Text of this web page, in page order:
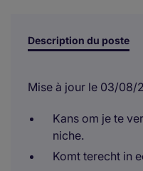
Description du poste
Mise à jour le 03/08/
Kans om je te
niche.
Komt terecht in